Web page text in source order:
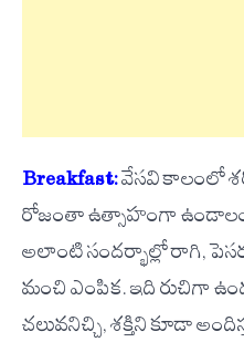
Breakfast:వేసవి కాలంలో
రోజంతా ఉత్సాహంగా
అలాంటి సందర్భాల్లో రాగి,
మంచి ఎంపిక. ఇది రుచిగా
చలువనిచ్చి, శక్తిని కూడా